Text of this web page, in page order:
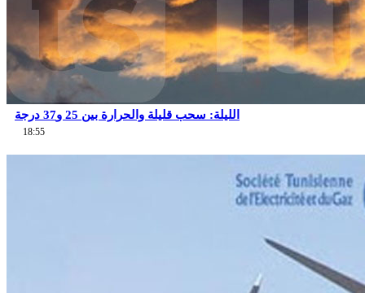
الليلة: سحب قليلة والحرارة بين 25 و37 درجة
18:55